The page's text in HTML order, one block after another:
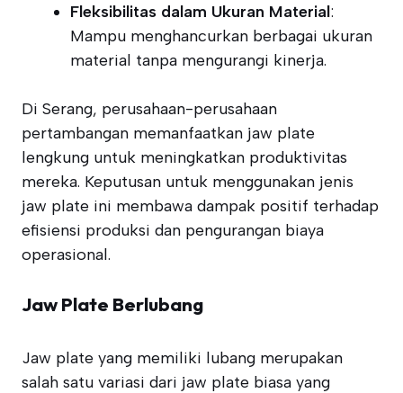
Fleksibilitas dalam Ukuran Material:
Mampu menghancurkan berbagai ukuran
material tanpa mengurangi kinerja.
Di Serang, perusahaan-perusahaan
pertambangan memanfaatkan jaw plate
lengkung untuk meningkatkan produktivitas
mereka. Keputusan untuk menggunakan jenis
jaw plate ini membawa dampak positif terhadap
efisiensi produksi dan pengurangan biaya
operasional.
Jaw Plate Berlubang
Jaw plate yang memiliki lubang merupakan
salah satu variasi dari jaw plate biasa yang